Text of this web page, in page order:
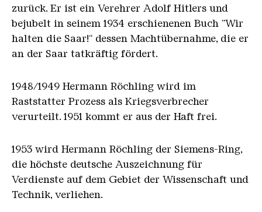
zurück. Er ist ein Verehrer Adolf Hitlers und
bejubelt in seinem 1934 erschienenen Buch "Wir
halten die Saar!“ dessen Machtübernahme, die er
an der Saar tatkräftig fördert.
1948/1949 Hermann Röchling wird im
Raststatter Prozess als Kriegsverbrecher
verurteilt. 1951 kommt er aus der Haft frei.
1953 wird Hermann Röchling der Siemens-Ring,
die höchste deutsche Auszeichnung für
Verdienste auf dem Gebiet der Wissenschaft und
Technik, verliehen.